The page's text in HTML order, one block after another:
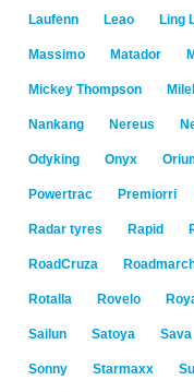
Laufenn Leao Ling
Massimo Matador
Mickey Thompson
Nankang Nereus
Odyking Onyx
Powertrac Premiorri
Radar tyres Rapid
RoadCruza
Rotalla Rovelo
Sailun Satoya Sava
Sonny Starmaxx